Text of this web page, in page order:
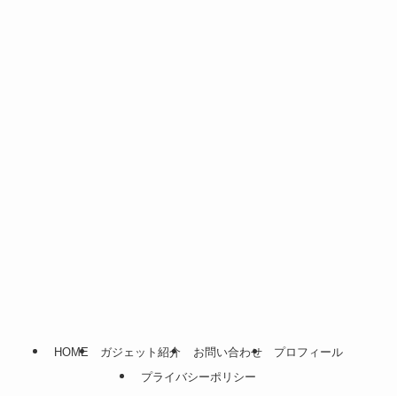
HOME ガジェット紹介 お問い合わせ
プロフィール
プライバシーポリシー